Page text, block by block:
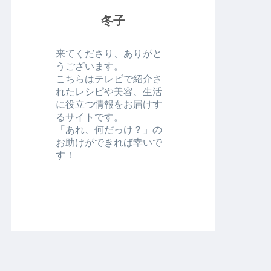
冬子
来てくださり、ありがと
うございます。
こちらはテレビで紹介さ
れたレシピや美容、生活
に役立つ情報をお届けす
るサイトです。
「あれ、何だっけ？」の
お助けができれば幸いで
す！